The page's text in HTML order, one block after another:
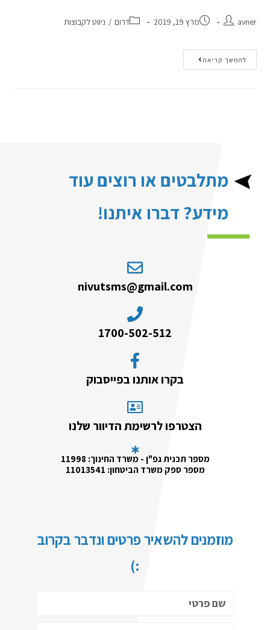
avner מרץ 19, 2019 דרום / ניווט לקבוצות
להמשך קריאה
מתלבטים או רוצים עוד
מידע? דברו איתנו!
nivutsms@gmail.com
1700-502-512
בקרו אותנו בפייסבוק
הצטרפו לרשימת הדיוור שלנו
מספר תכנית גפ"ן - משרד החינוך: 11998
מספר ספק משרד הביטחון: 11013541
מוזמנים להשאיר פרטים ונדבר בקרוב
:)